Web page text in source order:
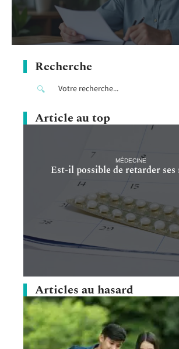
Recherche
Article au top
MÉDECINE
Est-il possible de retarder ses
Articles au hasard